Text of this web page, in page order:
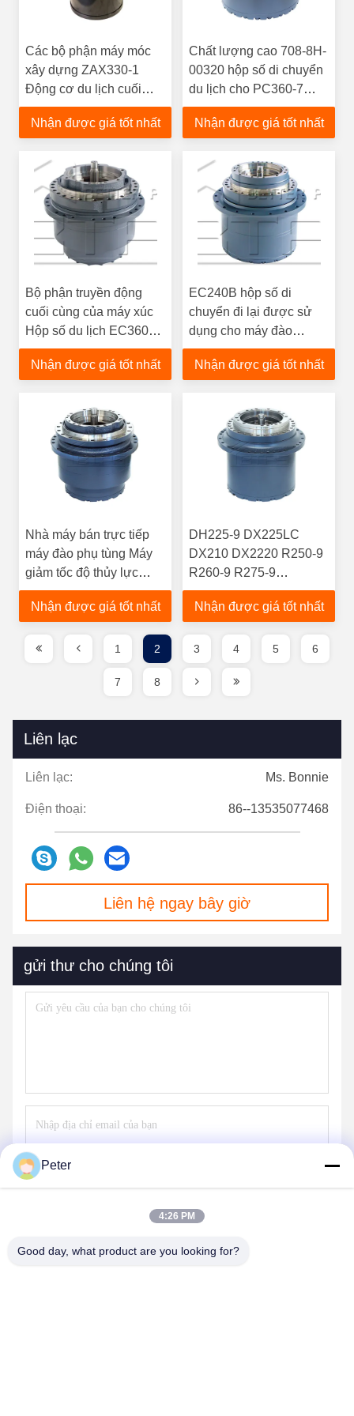
Các bộ phận máy móc
xây dựng ZAX330-1
Động cơ du lịch cuối
cùng ZX330-3G ZX350-
3 Động cơ du lịch
cùng Assy
Nhận được giá tốt nhất
Chất lượng cao 708-8H-
00320 hộp số di chuyển
du lịch cho PC360-7
PC350-7 máy đào cho
các bộ phận máy xây
Nhận được giá tốt nhất
Bộ phận truyền động
cuối cùng của máy xúc
Hộp số du lịch EC360
14512787 14551150
14566401 Hộp số giảm
Nhận được giá tốt nhất
EC240B hộp số di
chuyển đi lại được sử
dụng cho máy đào
VOLLOVO EC240B
VOE14525367
34001 SA7117-34050
Nhận được giá tốt nhất
Nhà máy bán trực tiếp
máy đào phụ tùng Máy
giảm tốc độ thủy lực
DX300-7 DH300-7 hộp
số chuyển động 31N8-
Nhận được giá tốt nhất
DH225-9 DX225LC
DX210 DX2220 R250-9
R260-9 R275-9
K9007404 170401-
00039B Hộp số du lịch
Nhận được giá tốt nhất
1 2 3 4 5 6
7 8
Liên lạc
Liên lạc: Ms. Bonnie
Điện thoại: 86--13535077468
Liên hệ ngay bây giờ
gửi thư cho chúng tôi
Peter
4:26 PM
Good day, what product are you looking for?